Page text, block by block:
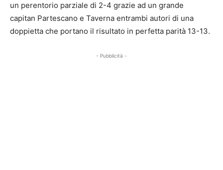
un perentorio parziale di 2-4 grazie ad un grande
capitan Partescano e Taverna entrambi autori di una
doppietta che portano il risultato in perfetta parità 13-13.
- Pubblicità -